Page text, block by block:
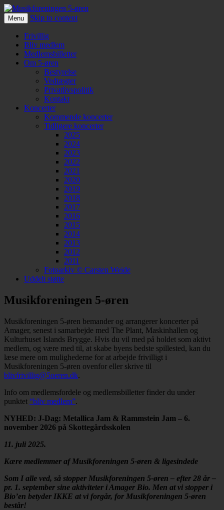
Musikforeningen 5-øren
Menu Skip to content
Frivillig
Bliv medlem
Medlemsbilletter
Om 5-øren
Bestyrelse
Vedtægter
Privatlivspolitik
Kontakt
Koncerter
Kommende koncerter
Tidligere koncerter
2025
2024
2023
2022
2021
2020
2019
2018
2017
2016
2015
2014
2013
2012
2011
Fotoarkiv © Carsten Weide
Uddelt støtte
Musikforeningen 5-øren
Musikforeningen 5-øren bemander og arrangerer koncerter på
Amager, senest i samarbejde med The Plant, Maskinhallen og
Kulturhuset Islands Brygge. Hvis du vil med på holdet som aktivt
medlem, og være med til, at skabe byens bedste spillested, kan du
læse mere om mulighederne for at arbejde frivilligt i
Musikforeningen 5-øren ovenfor eller skrive til
blivfrivillig@5oeren.dk.
Info om medlemsfordele og medlemsbilletter finder du under
punktet “bliv medlem”.
NYHED: J-Dag: Metallica Jam & Rammstein Jam – 6.
november 2026 på Skottegårdsskolen
11. juli 2025.
Kære medlemmer af Musikforeningen 5-øren & ligesindede
Som I alle ved, så stopper Musikforeningen 5-øren – efter 28 år –
pr. 1. september sine aktiviteter i Amager Bio. Men at vi stopper i
Bio’en betyder IKKE at vi forgår, for Musikforeningen 5-øren
består!